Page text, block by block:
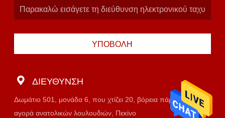
ΥΠΟΒΟΛΉ
ΔΙΕΎΘΥΝΣΗ
Δωμάτιο 501, μονάδα 6, που χτίζει 20, βόρεια πάροδος,
αγορά ανατολικών λουλουδιών, Πεκίνο